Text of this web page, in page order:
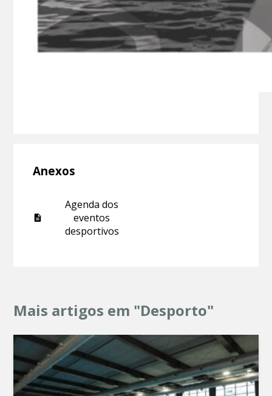
Anexos
Agenda dos
eventos
desportivos
Mais artigos em "Desporto"